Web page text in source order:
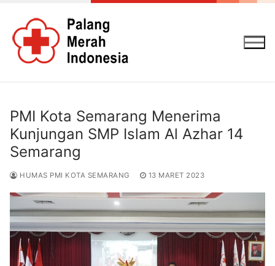
konten
PMI Kota Semarang Menerima
Kunjungan SMP Islam Al Azhar 14
Semarang
HUMAS PMI KOTA SEMARANG 13 MARET 2023